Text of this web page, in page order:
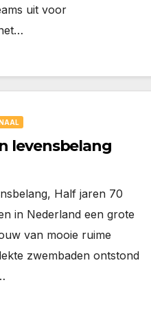
uit voor
levensbelang
Half jaren 70
in Nederland een grote
van mooie ruime
zwembaden ontstond